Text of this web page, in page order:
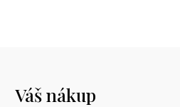
Váš nákup